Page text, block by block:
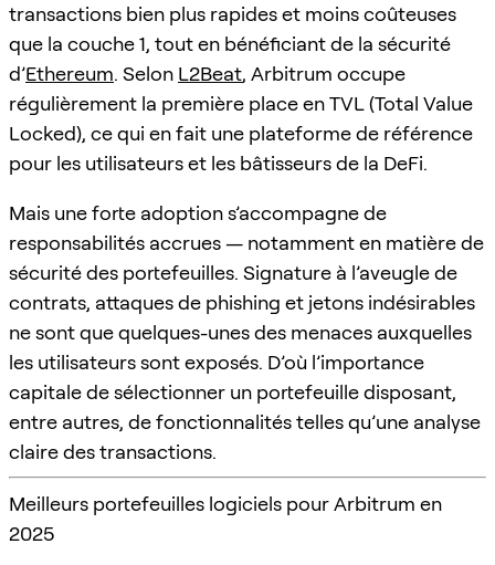
transactions bien plus rapides et moins coûteuses
que la couche 1, tout en bénéficiant de la sécurité
d’Ethereum. Selon L2Beat, Arbitrum occupe
régulièrement la première place en TVL (Total Value
Locked), ce qui en fait une plateforme de référence
pour les utilisateurs et les bâtisseurs de la DeFi.
Mais une forte adoption s’accompagne de
responsabilités accrues — notamment en matière de
sécurité des portefeuilles. Signature à l’aveugle de
contrats, attaques de phishing et jetons indésirables
ne sont que quelques-unes des menaces auxquelles
les utilisateurs sont exposés. D’où l’importance
capitale de sélectionner un portefeuille disposant,
entre autres, de fonctionnalités telles qu’une analyse
claire des transactions.
Meilleurs portefeuilles logiciels pour Arbitrum en
2025